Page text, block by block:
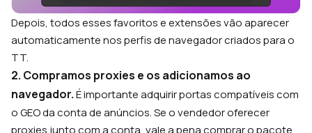
Depois, todos esses favoritos e extensões vão aparecer
automaticamente nos perfis de navegador criados para o
TT.
2. Compramos proxies e os adicionamos ao
navegador.É importante adquirir portas compatíveis com
o GEO da conta de anúncios. Se o vendedor oferecer
proxies junto com a conta, vale a pena comprar o pacote